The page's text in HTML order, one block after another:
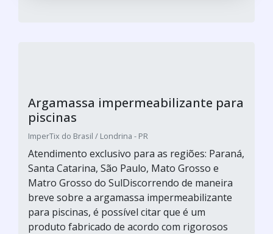
Argamassa impermeabilizante para
piscinas
ImperTix do Brasil / Londrina - PR
Atendimento exclusivo para as regiões: Paraná,
Santa Catarina, São Paulo, Mato Grosso e
Matro Grosso do SulDiscorrendo de maneira
breve sobre a argamassa impermeabilizante
para piscinas, é possível citar que é um
produto fabricado de acordo com rigorosos